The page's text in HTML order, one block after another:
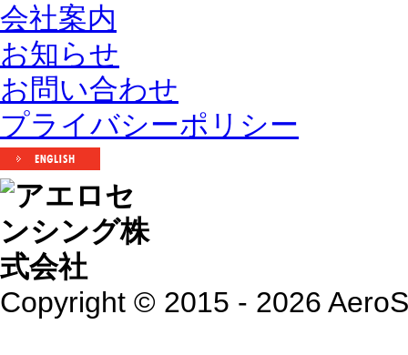
会社案内
お知らせ
お問い合わせ
プライバシーポリシー
Copyright © 2015 - 2026